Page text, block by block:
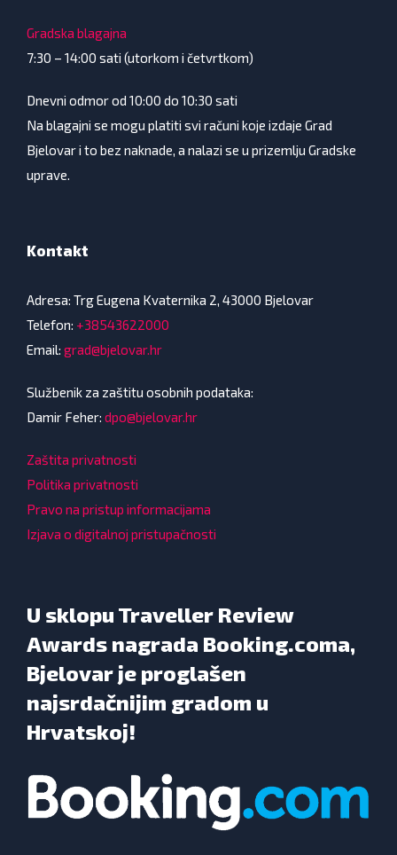
Gradska blagajna
7:30 – 14:00 sati (utorkom i četvrtkom)
Dnevni odmor od 10:00 do 10:30 sati
Na blagajni se mogu platiti svi računi koje izdaje Grad
Bjelovar i to bez naknade, a nalazi se u prizemlju Gradske
uprave.
Kontakt
Adresa: Trg Eugena Kvaternika 2, 43000 Bjelovar
Telefon: +38543622000
Email: grad@bjelovar.hr
Službenik za zaštitu osobnih podataka:
Damir Feher: dpo@bjelovar.hr
Zaštita privatnosti
Politika privatnosti
Pravo na pristup informacijama
Izjava o digitalnoj pristupačnosti
U sklopu Traveller Review
Awards nagrada Booking.coma,
Bjelovar je proglašen
najsrdačnijim gradom u
Hrvatskoj!